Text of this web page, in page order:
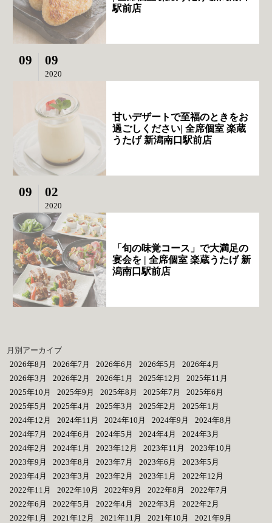
駅前店
09 09
2020
甘いデザートで至福のときをお
過ごしください| 全席個室 楽蔵
うたげ 新潟南口駅前店
09 02
2020
「旬の味覚コース」で大満足の
宴会を | 全席個室 楽蔵うたげ 新
潟南口駅前店
月別アーカイブ
2026年8月
2026年7月 2026年6月 2026年5月
2026年4月
2026年3月
2026年2月 2026年1月 2025年12月
2025年11月
2025年10月
2025年9月 2025年8月 2025年7月
2025年6月
2025年5月
2025年4月 2025年3月 2025年2月
2025年1月
2024年12月
2024年11月 2024年10月 2024年9月
2024年8月
2024年7月
2024年6月 2024年5月 2024年4月
2024年3月
2024年2月
2024年1月 2023年12月 2023年11月
2023年10月
2023年9月
2023年8月 2023年7月 2023年6月
2023年5月
2023年4月
2023年3月 2023年2月 2023年1月
2022年12月
2022年11月
2022年10月 2022年9月 2022年8月
2022年7月
2022年6月
2022年5月 2022年4月 2022年3月
2022年2月
2022年1月
2021年12月 2021年11月 2021年10月
2021年9月